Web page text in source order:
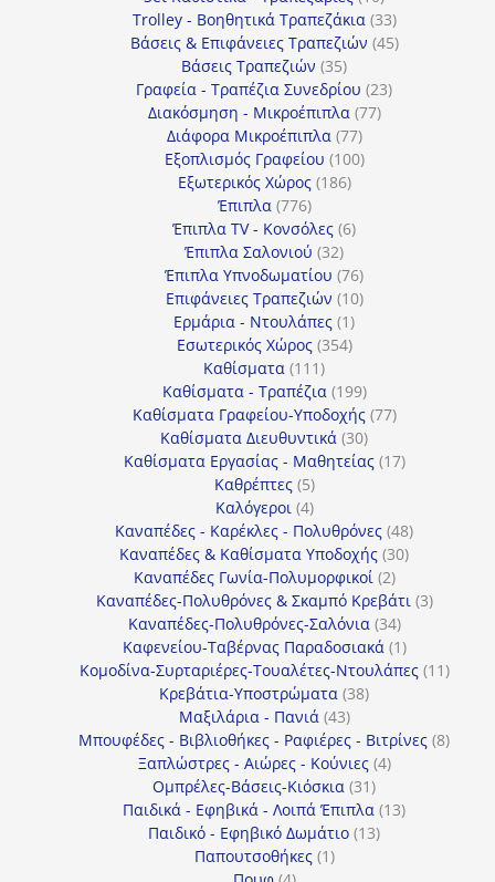
προϊόντα
Trolley - Βοηθητικά Τραπεζάκια 3333
προϊόντα
Βάσεις & Επιφάνειες Τραπεζιών 4545
Βάσεις Τραπεζιών 3535
προϊόντα
Γραφεία - Τραπέζια Συνεδρίου 2323
Διακόσμηση - Μικροέπιπλα 7777
Διάφορα Μικροέπιπλα 7777
προϊόντα
Εξοπλισμός Γραφείου 100100
Εξωτερικός Χώρος 186186
Έπιπλα 776776
προϊόντα
Έπιπλα TV - Κονσόλες 66
Έπιπλα Σαλονιού 3232
προϊόντα
Έπιπλα Υπνοδωματίου 7676
προϊόντα
Επιφάνειες Τραπεζιών 1010
Ερμάρια - Ντουλάπες 11
προϊόν
Εσωτερικός Χώρος 354354
Καθίσματα 111111
προϊόντα
Καθίσματα - Τραπέζια 199199
προϊόντα
Καθίσματα Γραφείου-Υποδοχής 7777
Καθίσματα Διευθυντικά 3030
προϊόντα
Καθίσματα Εργασίας - Μαθητείας 1717
Καθρέπτες 55
προϊόντα
Καλόγεροι 44
προϊόντα
Καναπέδες - Καρέκλες - Πολυθρόνες 4848
προϊόντα
Καναπέδες & Καθίσματα Υποδοχής 3030
Καναπέδες Γωνία-Πολυμορφικοί 22
προϊόντα
Καναπέδες-Πολυθρόνες & Σκαμπό Κρεβάτι 33
Καναπέδες-Πολυθρόνες-Σαλόνια 3434
προϊόντα
Καφενείου-Ταβέρνας Παραδοσιακά 11
προϊόν
Κομοδίνα-Συρταριέρες-Τουαλέτες-Ντουλάπες 1111
Κρεβάτια-Υποστρώματα 3838
Μαξιλάρια - Πανιά 4343
προϊόντα
Μπουφέδες - Βιβλιοθήκες - Ραφιέρες - Βιτρίνες 88
Ξαπλώστρες - Αιώρες - Κούνιες 44
Ομπρέλες-Βάσεις-Κιόσκια 3131
προϊόντα
Παιδικά - Εφηβικά - Λοιπά Έπιπλα 1313
Παιδικό - Εφηβικό Δωμάτιο 1313
Παπουτσοθήκες 11
4